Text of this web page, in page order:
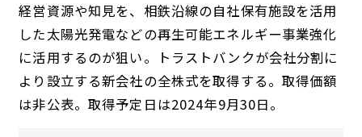
経営資源や知見を、相鉄沿線の自社保有施設を活用
した太陽光発電などの再生可能エネルギー事業強化
に活用するのが狙い。トラストバンクが会社分割に
より設立する新会社の全株式を取得する。取得価額
は非公表。取得予定日は2024年9月30日。